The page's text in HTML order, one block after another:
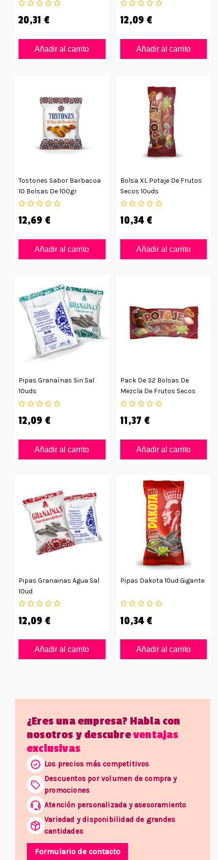
20,31 €
Añadir al carrito
12,09 €
Añadir al carrito
Tostones Sabor Barbacoa
10 Bolsas De 100gr
12,69 €
Añadir al carrito
Bolsa XL Potaje De Frutos
Secos 10uds
10,34 €
Añadir al carrito
Pipas Granaínas Sin Sal
10uds
12,09 €
Añadir al carrito
Pack De 32 Bolsas De
Mezcla De Frutos Secos
Potaje
11,37 €
Añadir al carrito
Pipas Granainas Agua Sal
10ud
12,09 €
Añadir al carrito
Pipas Dakota 10ud Gigante
10,34 €
Añadir al carrito
¿Eres una empresa? Habla con
nosotros y descubreventajas
exclusivas
Los precios más competitivos
Descuentos por volumen de compra y
promociones
Atención personalizada y asesoramiento
Variedad y disponibilidad de grandes
cantidades
Formulario de contacto